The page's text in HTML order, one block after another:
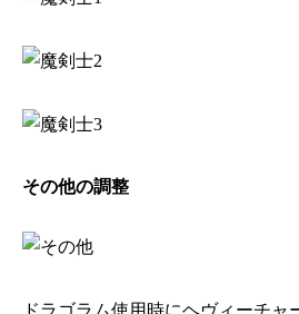
その他の調整
ドラゴラム使用時にヘヴィーチャ